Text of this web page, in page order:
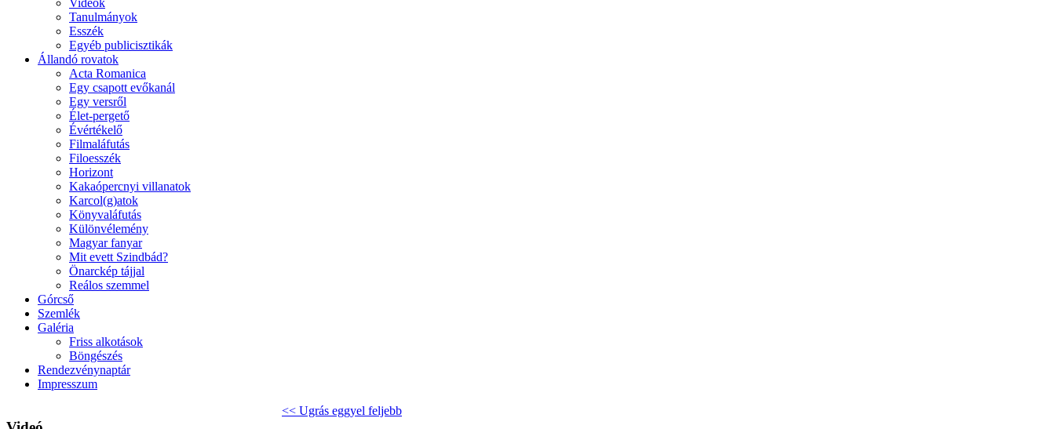
Videók
Tanulmányok
Esszék
Egyéb publicisztikák
Állandó rovatok
Acta Romanica
Egy csapott evőkanál
Egy versről
Élet-pergető
Évértékelő
Filmaláfutás
Filoesszék
Horizont
Kakaópercnyi villanatok
Karcol(g)atok
Könyvaláfutás
Különvélemény
Magyar fanyar
Mit evett Szindbád?
Önarckép tájjal
Reálos szemmel
Górcső
Szemlék
Galéria
Friss alkotások
Böngészés
Rendezvénynaptár
Impresszum
<< Ugrás eggyel feljebb